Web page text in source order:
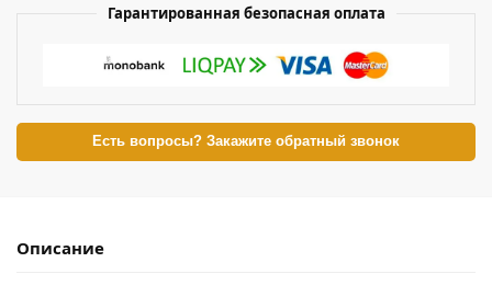
Гарантированная безопасная оплата
Есть вопросы? Закажите обратный звонок
Описание